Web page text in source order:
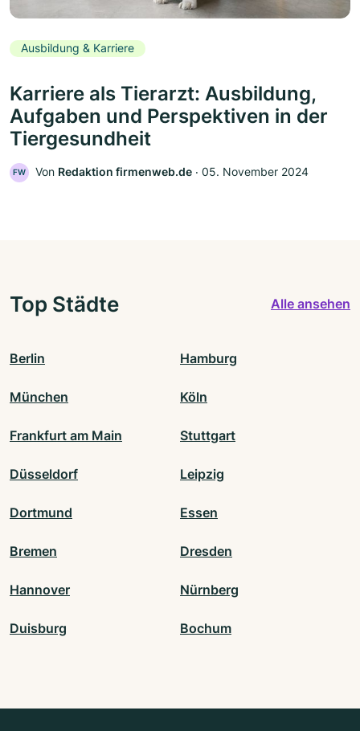
Ausbildung & Karriere
Karriere als Tierarzt: Ausbildung,
Aufgaben und Perspektiven in der
Tiergesundheit
FW Von Redaktion firmenweb.de ‧ 05. November 2024
Top Städte Alle ansehen
Berlin Hamburg
München Köln
Frankfurt am Main Stuttgart
Düsseldorf Leipzig
Dortmund Essen
Bremen Dresden
Hannover Nürnberg
Duisburg Bochum